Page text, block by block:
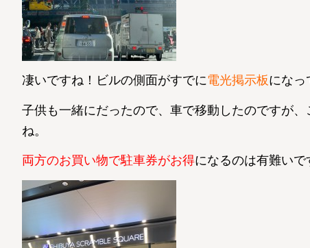
凄いですね！ビルの側面がすでに電光掲示板になっ
子供も一緒にだったので、車で移動したのですが
ね。
両方のお買い物で駐車券がお得になるのは有難いで